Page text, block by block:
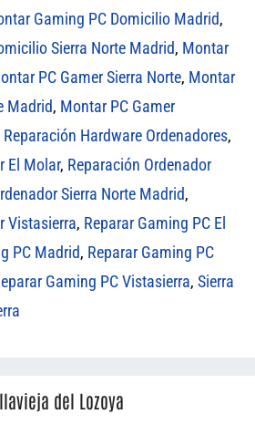
Gaming PC Domicilio Madrid,
Sierra Norte Madrid, Montar
PC Gamer Sierra Norte, Montar
Madrid, Montar PC Gamer
Reparación Hardware Ordenadores,
El Molar, Reparación Ordenador
Sierra Norte Madrid,
Vistasierra, Reparar Gaming PC El
PC Madrid, Reparar Gaming PC
Gaming PC Vistasierra, Sierra
del Lozoya